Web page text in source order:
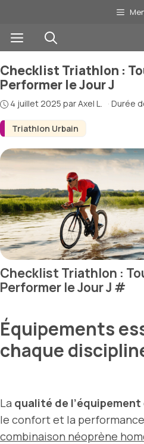
contenuMenu
Triathlon Urbain
Checklist Triathlon :
Performer le Jour J
4 juillet 2025 parAxel L. · Durée
Checklist Triathlon :
Performer le Jour J #
Équipements
chaque
La qualité de l’équipement
le confort et la
combinaison néoprène